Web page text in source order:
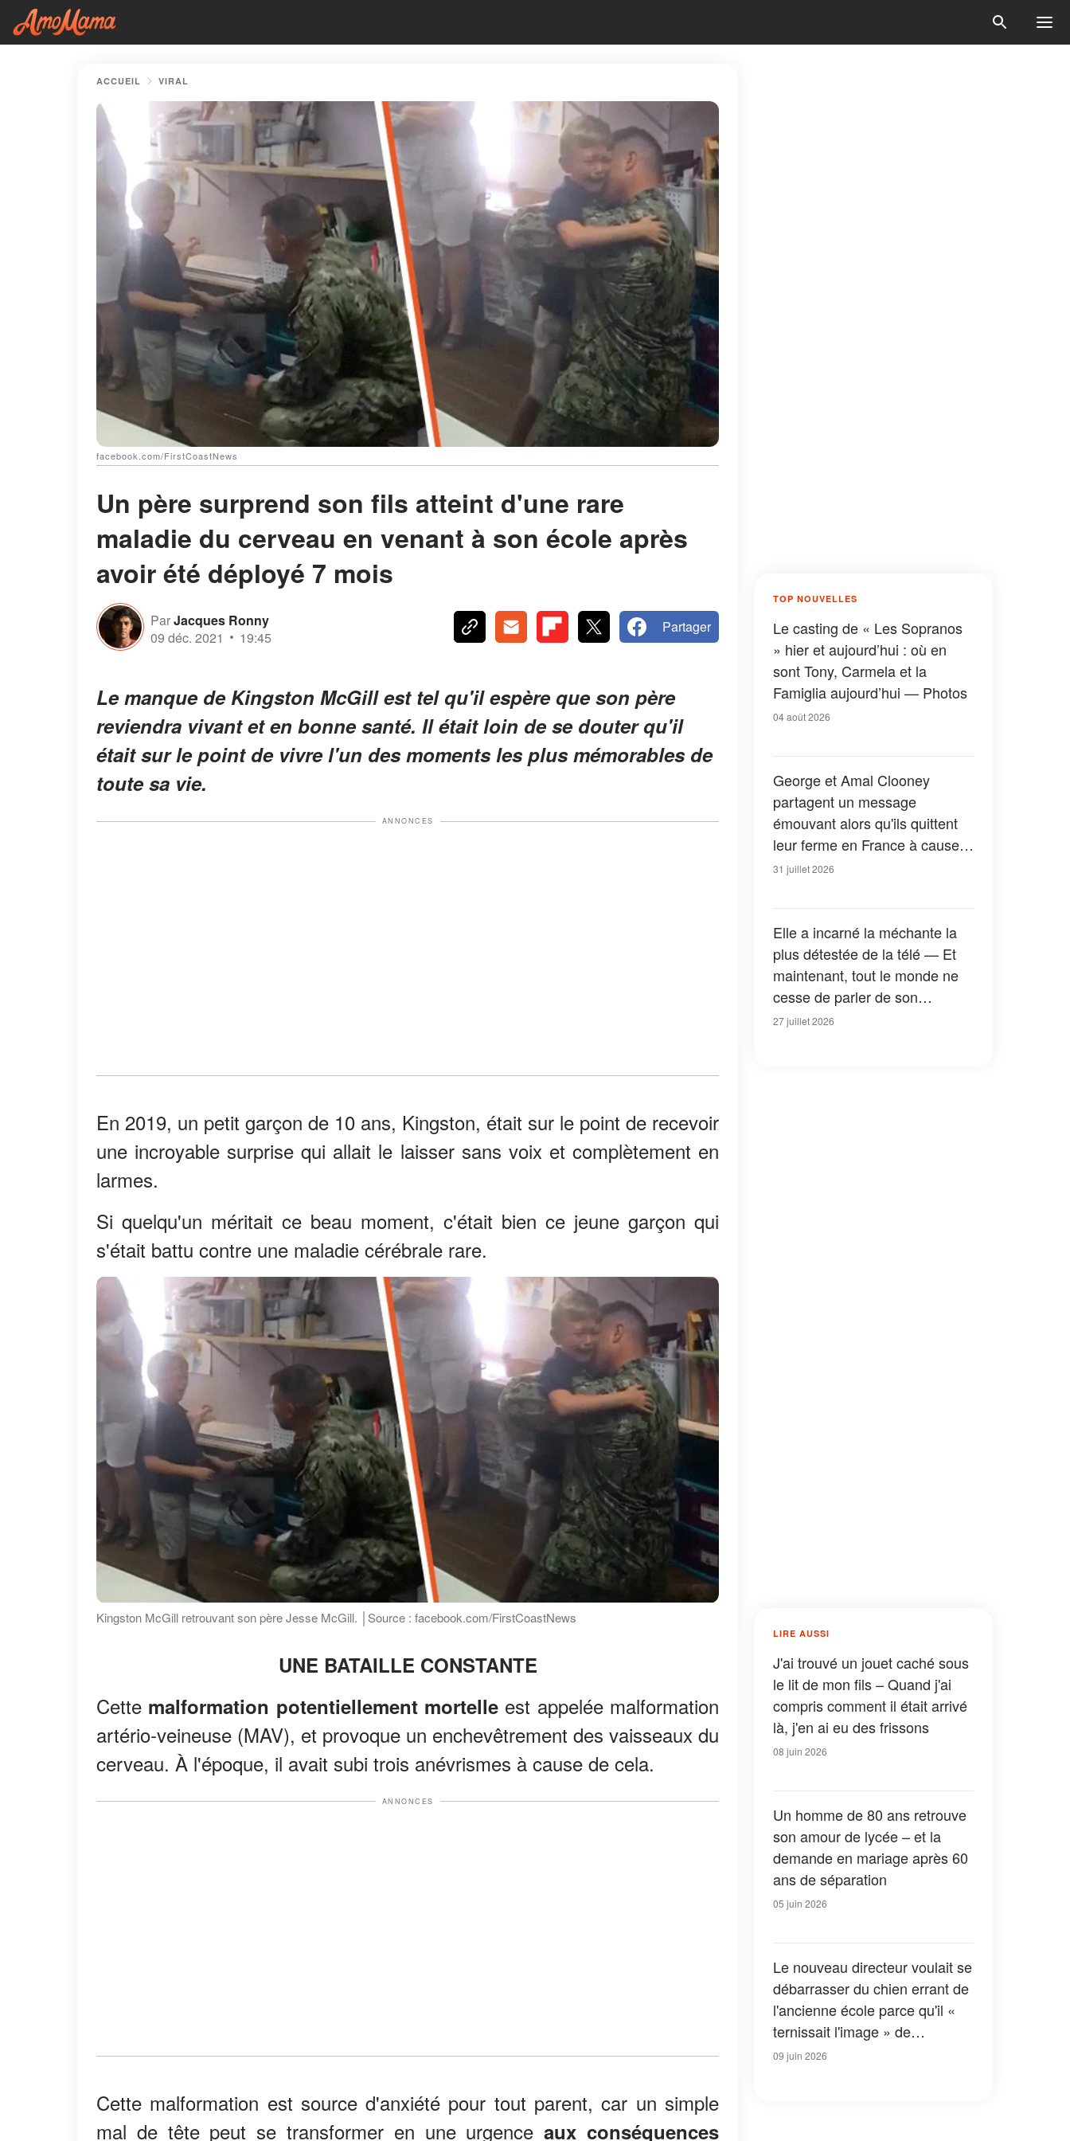
ACCUEIL VIRAL
facebook.com/FirstCoastNews
Un père surprend son fils atteint d'une rare
maladie du cerveau en venant à son école après
avoir été déployé 7 mois
ParJacques Ronny
09 déc. 2021
19:45
Partager
Le manque de Kingston McGill est tel qu'il espère que son père
reviendra vivant et en bonne santé. Il était loin de se douter qu'il
était sur le point de vivre l'un des moments les plus mémorables de
toute sa vie.
ANNONCES
En 2019, un petit garçon de 10 ans, Kingston, était sur le point de recevoir
une incroyable surprise qui allait le laisser sans voix et complètement en
larmes.
Si quelqu'un méritait ce beau moment, c'était bien ce jeune garçon qui
s'était battu contre une maladie cérébrale rare.
Kingston McGill retrouvant son père Jesse McGill. │Source : facebook.com/FirstCoastNews
UNE BATAILLE CONSTANTE
Cette malformation potentiellement mortelle est appelée malformation
artério-veineuse (MAV), et provoque un enchevêtrement des vaisseaux du
cerveau. À l'époque, il avait subi trois anévrismes à cause de cela.
ANNONCES
Cette malformation est source d'anxiété pour tout parent, car un simple
mal de tête peut se transformer en une urgenceaux conséquences
TOP NOUVELLES
Le casting de « Les Sopranos
» hier et aujourd’hui : où en
sont Tony, Carmela et la
Famiglia aujourd’hui — Photos
04 août 2026
George et Amal Clooney
partagent un message
émouvant alors qu'ils quittent
leur ferme en France à cause
des feux de forêt — Tous les
31 juillet 2026
Elle a incarné la méchante la
plus détestée de la télé — Et
maintenant, tout le monde ne
cesse de parler de son
apparition dans la nouvelle
27 juillet 2026
LIRE AUSSI
J'ai trouvé un jouet caché sous
le lit de mon fils – Quand j'ai
compris comment il était arrivé
là, j'en ai eu des frissons
08 juin 2026
Un homme de 80 ans retrouve
son amour de lycée – et la
demande en mariage après 60
ans de séparation
05 juin 2026
Le nouveau directeur voulait se
débarrasser du chien errant de
l'ancienne école parce qu'il «
ternissait l'image » de
l'établissement – Il était loin de
09 juin 2026